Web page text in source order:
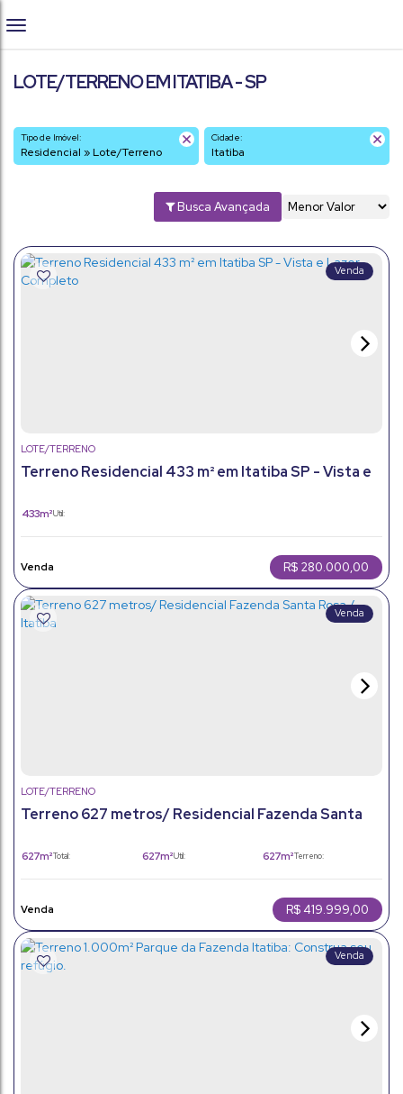
LOTE/TERRENO EM ITATIBA - SP
Tipo de Imóvel:
Residencial » Lote/Terreno
Cidade:
Itatiba
Busca Avançada
Terreno Residencial 433 m² em Itatiba SP - Vista e
LOTE/TERRENO
R$ 280.000,00
Útil:
433m²
Terreno 627 metros/ Residencial Fazenda Santa
LOTE/TERRENO
R$419.999,00
Total:
627m² Útil:
627m² Terreno:
627m²